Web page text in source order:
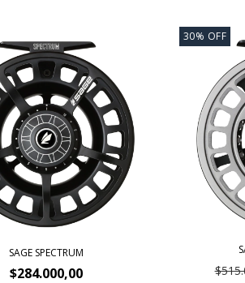
SAGE SPECTRUM
$284.000,00
30% OFF